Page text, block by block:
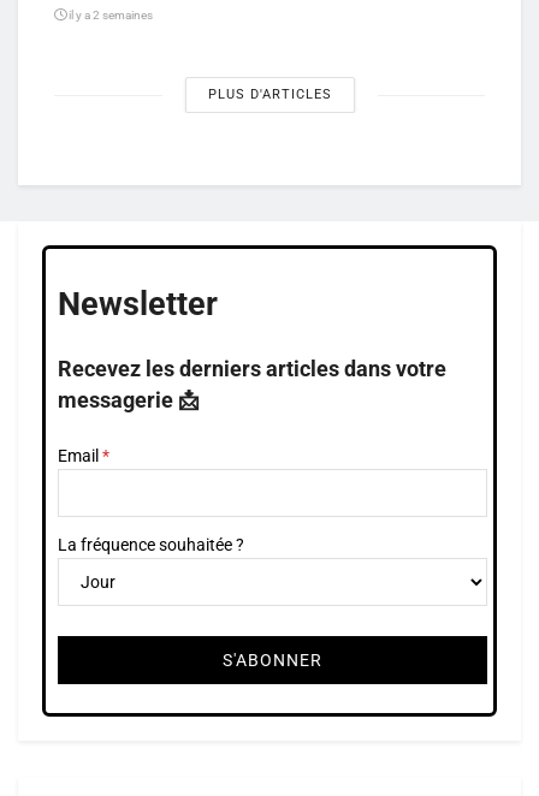
il y a 2 semaines
PLUS D'ARTICLES
Newsletter
Recevez les derniers articles dans votre
messagerie 📩
Email
La fréquence souhaitée ?